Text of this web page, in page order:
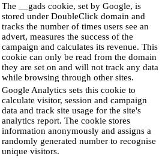
The __gads cookie, set by Google, is
stored under DoubleClick domain and
tracks the number of times users see an
advert, measures the success of the
campaign and calculates its revenue. This
cookie can only be read from the domain
they are set on and will not track any data
while browsing through other sites.
Google Analytics sets this cookie to
calculate visitor, session and campaign
data and track site usage for the site's
analytics report. The cookie stores
information anonymously and assigns a
randomly generated number to recognise
unique visitors.